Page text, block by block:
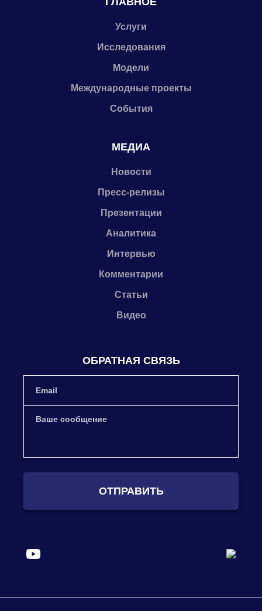
Услуги
Исследования
Модели
Международные проекты
События
МЕДИА
Новости
Пресс-релизы
Презентации
Аналитика
Интервью
Комментарии
Статьи
Видео
ОБРАТНАЯ СВЯЗЬ
ОТПРАВИТЬ